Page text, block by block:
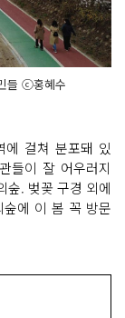
들 ⓒ홍혜수
에 걸쳐 분포돼 있
들이 잘 어우러지
숲. 벚꽃 구경 외에
에 이 봄 꼭 방문